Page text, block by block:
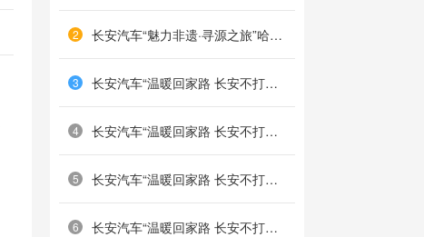
2 长安汽车“魅力非遗·寻源之旅”哈尔滨站收官：北国非遗映匠心，冰雪共鉴传承路
3 长安汽车“温暖回家路 长安不打烊”海口站温暖落幕
4 长安汽车“温暖回家路 长安不打烊”哈尔滨站火热举办
5 长安汽车“温暖回家路 长安不打烊”南京站圆满举行
6 长安汽车“温暖回家路 长安不打烊”郑州站成功举办